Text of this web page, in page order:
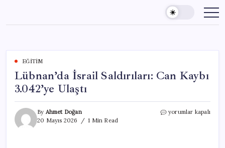
content
EĞITIM
Lübnan’da İsrail Saldırıları: Can Kaybı
3.042’ye Ulaştı
By Ahmet Doğan
20 Mayıs 2026
1 Min Read
Lübnan’da
yorumlar kapalı